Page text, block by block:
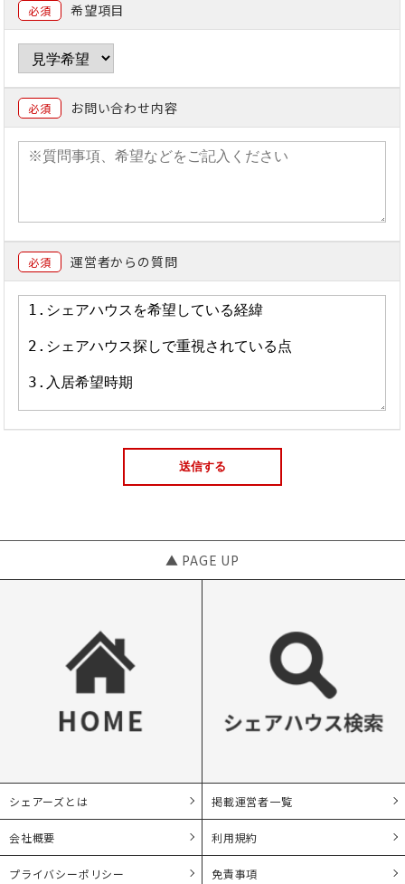
必須 希望項目
必須 お問い合わせ内容
必須 運営者からの質問
▲ PAGE UP
シェアーズとは 掲載運営者一覧
会社概要 利用規約
プライバシーポリシー 免責事項